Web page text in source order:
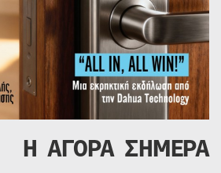
Η ΑΓΟΡΑ ΣΗΜΕΡΑ